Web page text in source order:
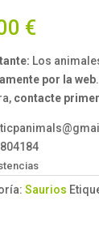
de €
Los
por la web
contacte
Saurios